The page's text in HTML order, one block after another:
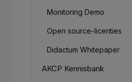
Monitoring Demo
Open source-licenties
Didactum Whitepaper
AKCP Kennisbank